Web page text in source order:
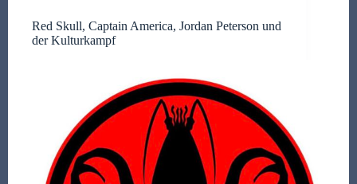
Red Skull, Captain America, Jordan Peterson und
der Kulturkampf